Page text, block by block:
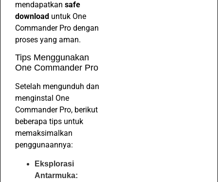
mendapatkan safe
download untuk One
Commander Pro dengan
proses yang aman.
Tips Menggunakan
One Commander Pro
Setelah mengunduh dan
menginstal One
Commander Pro, berikut
beberapa tips untuk
memaksimalkan
penggunaannya:
Eksplorasi
Antarmuka: